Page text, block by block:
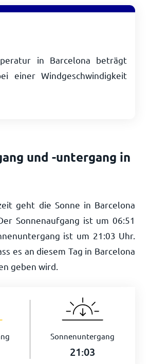
in Barcelona beträgt
einer Windgeschwindigkeit
und -untergang in
geht die Sonne in Barcelona
Sonnenaufgang ist um06:51
ist um 21:03 Uhr.
es an diesem Tag in Barcelona
geben wird.
Sonnenuntergang
21:03